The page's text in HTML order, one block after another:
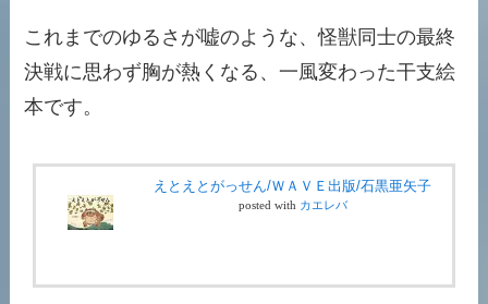
これまでのゆるさが嘘のような、怪獣同士の最終
決戦に思わず胸が熱くなる、一風変わった干支絵
本です。
えとえとがっせん/ＷＡＶＥ出版/石黒亜矢子
posted with カエレバ